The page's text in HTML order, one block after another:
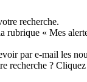
recherche.
rubrique « Mes
par e-mail les
recherche ?